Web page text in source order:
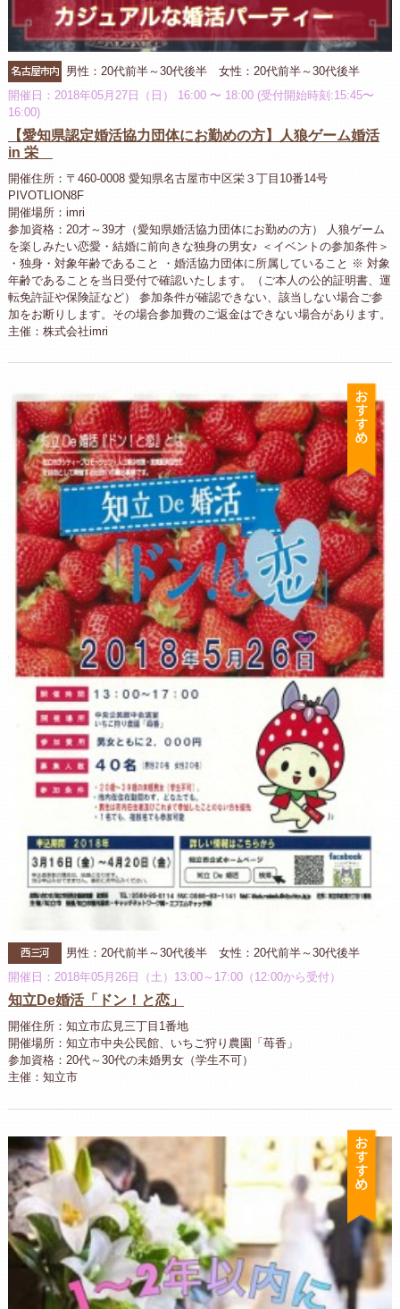
名古屋市内
男性：20代前半～30代後半 女性：20代前半～30代後半
開催日：2018年05月27日（日） 16:00 〜 18:00 (受付開始時刻:15:45〜
16:00)
【愛知県認定婚活協力団体にお勤めの方】人狼ゲーム婚活
in 栄
開催住所：〒460-0008 愛知県名古屋市中区栄３丁目10番14号
PIVOTLION8F
開催場所：imri
参加資格：20才～39才（愛知県婚活協力団体にお勤めの方） 人狼ゲーム
を楽しみたい恋愛・結婚に前向きな独身の男女♪ ＜イベントの参加条件＞
・独身・対象年齢であること ・婚活協力団体に所属していること ※ 対象
年齢であることを当日受付で確認いたします。（ご本人の公的証明書、運
転免許証や保険証など） 参加条件が確認できない、該当しない場合ご参
加をお断りします。その場合参加費のご返金はできない場合があります。
主催：株式会社imri
西三河
男性：20代前半～30代後半 女性：20代前半～30代後半
開催日：2018年05月26日（土）13:00～17:00（12:00から受付）
知立De婚活「ドン！と恋」
開催住所：知立市広見三丁目1番地
開催場所：知立市中央公民館、いちご狩り農園「苺香」
参加資格：20代～30代の未婚男女（学生不可）
主催：知立市
お